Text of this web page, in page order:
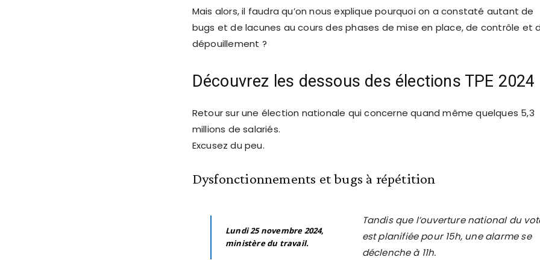
Mais alors, il faudra qu’on nous explique pourquoi on a constaté autant de
bugs et de lacunes au cours des phases de mise en place, de contrôle et
dépouillement ?
Découvrez les dessous des élections TPE 2024
Retour sur une élection nationale qui concerne quand même quelques 5,3
millions de salariés.
Excusez du peu.
Dysfonctionnements et bugs à répétition
Lundi 25 novembre 2024,
ministère du travail.
Tandis que l’ouverture national du
est planifiée pour 15h, une alarme se
déclenche à 11h.